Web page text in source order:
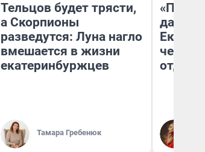
Тельцов будет трясти,
а Скорпионы
разведутся: Луна нагло
вмешается в жизни
екатеринбуржцев
Тамара Гребенюк
«Про
даже
честно